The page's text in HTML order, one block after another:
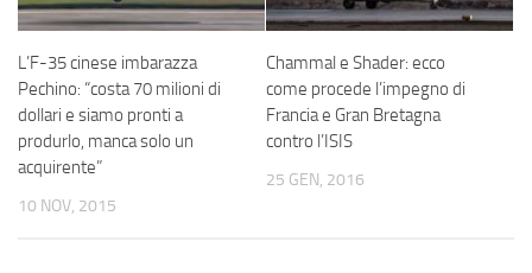
L’F-35 cinese imbarazza
Pechino: “costa 70 milioni di
dollari e siamo pronti a
produrlo, manca solo un
acquirente”
10 NOV, 2015
Chammal e Shader: ecco
come procede l’impegno di
Francia e Gran Bretagna
contro l’ISIS
25 GEN, 2016